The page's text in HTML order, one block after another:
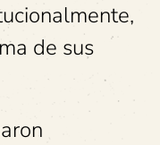
de sus